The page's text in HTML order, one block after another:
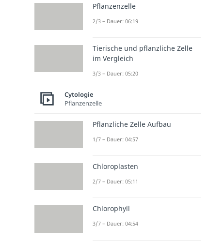
Pflanzenzelle
2/3 – Dauer: 06:19
Tierische und pflanzliche Zelle
im Vergleich
3/3 – Dauer: 05:20
Cytologie
Pflanzenzelle
Pflanzliche Zelle Aufbau
1/7 – Dauer: 04:57
Chloroplasten
2/7 – Dauer: 05:11
Chlorophyll
3/7 – Dauer: 04:54